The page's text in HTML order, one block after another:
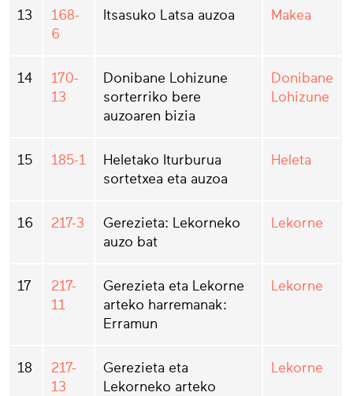
13
168-
6
Itsasuko Latsa auzoa Makea
14
170-
13
Donibane Lohizune
sorterriko bere
auzoaren bizia
Donibane
Lohizune
15 185-1
Heletako Iturburua
sortetxea eta auzoa
Heleta
16 217-3
Gerezieta: Lekorneko
auzo bat
Lekorne
17
217-
11
Gerezieta eta Lekorne
arteko harremanak:
Erramun
Lekorne
18
217-
13
Gerezieta eta
Lekorneko arteko
Lekorne